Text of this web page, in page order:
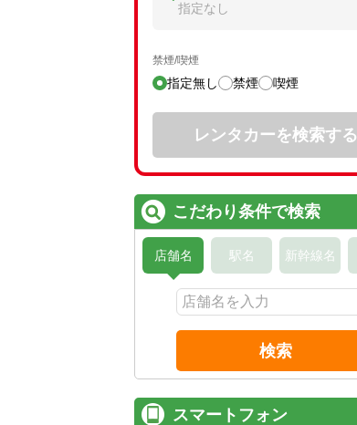
指定なし
禁煙/喫煙
指定無し 禁煙 喫煙
レンタカーを検索する
こだわり条件で検索
店舗名 駅名 新幹線名
検索
スマートフォン